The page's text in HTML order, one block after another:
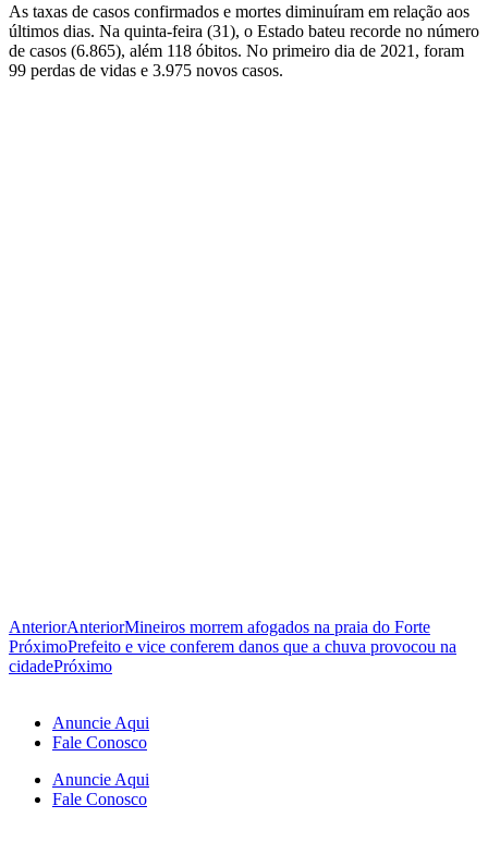
As taxas de casos confirmados e mortes diminuíram em relação aos
últimos dias. Na quinta-feira (31), o Estado bateu recorde no número
de casos (6.865), além 118 óbitos. No primeiro dia de 2021, foram
99 perdas de vidas e 3.975 novos casos.
AnteriorAnteriorMineiros morrem afogados na praia do Forte
PróximoPrefeito e vice conferem danos que a chuva provocou na
cidadePróximo
Anuncie Aqui
Fale Conosco
Anuncie Aqui
Fale Conosco